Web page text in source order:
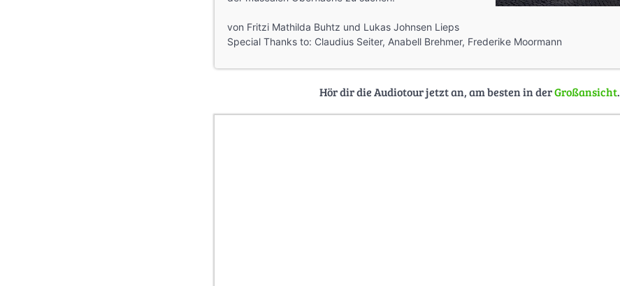
von Fritzi Mathilda Buhtz und Lukas Johnsen Lieps
Special Thanks to: Claudius Seiter, Anabell Brehmer, Frederike Moormann
Hör dir die Audiotour jetzt an, am besten in derGroßansicht.